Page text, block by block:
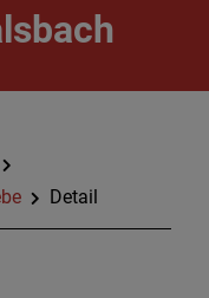
Detail